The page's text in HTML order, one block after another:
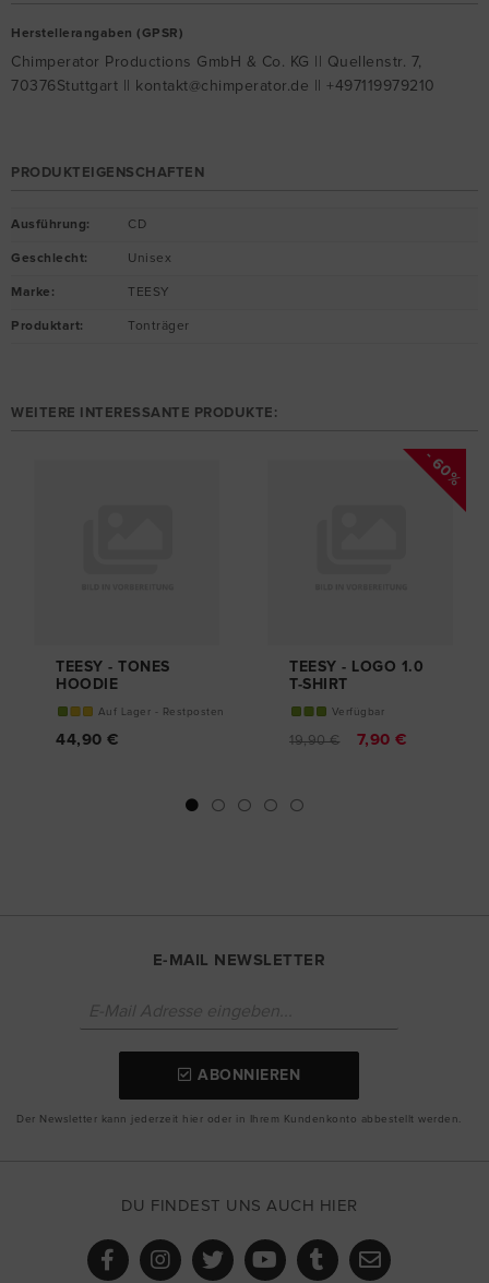
Herstellerangaben (GPSR)
Chimperator Productions GmbH & Co. KG || Quellenstr. 7,
70376Stuttgart || kontakt@chimperator.de || +497119979210
PRODUKTEIGENSCHAFTEN
Ausführung: CD
Geschlecht: Unisex
Marke : TEESY
Produktart: Tonträger
WEITERE INTERESSANTE PRODUKTE:
TEESY - TONES
HOODIE
Auf Lager - Restposten
44,90 €
TEESY - LOGO 1.0
T-SHIRT
Verfügbar
19,90 € 7,90 €
- 60%
E-MAIL NEWSLETTER
ABONNIEREN
Der Newsletter kann jederzeit hier oder in Ihrem Kundenkonto abbestellt werden.
DU FINDEST UNS AUCH HIER